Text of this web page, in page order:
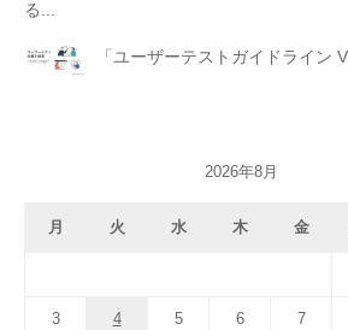
る...
「ユーザーテストガイドライン
2026年8月
月 火 水 木 金
3 4 5 6 7